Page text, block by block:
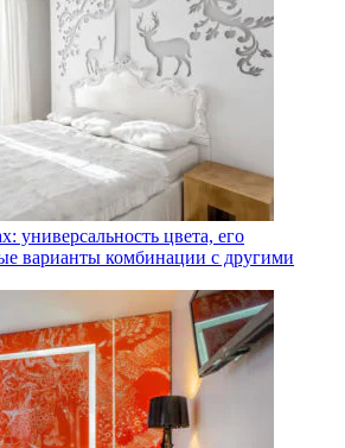
универсальность цвета, его
варианты комбинации с другими